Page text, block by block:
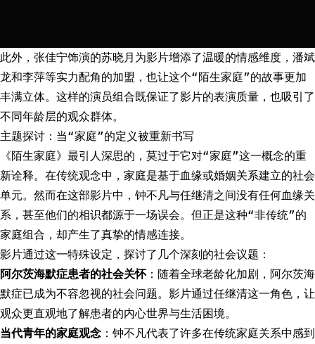
此外，张佳宁饰演的苏晓月为影片增添了温暖的情感维度，潘斌
龙和李萍等实力配角的加盟，也让这个“陌生家庭”的故事更加
丰满立体。这样的演员组合既保证了影片的表演质量，也吸引了
不同年龄层的观众群体。
主题探讨：当“家庭”的定义被重新书写
《陌生家庭》最引人深思的，莫过于它对“家庭”这一概念的重
新诠释。在传统观念中，家庭是基于血缘或婚姻关系建立的社会
单元。然而在这部影片中，钟不凡与任继清之间没有任何血缘关
系，甚至他们的相识都源于一场误会。但正是这种“非传统”的
家庭组合，却产生了真挚的情感连接。
影片通过这一特殊设定，探讨了几个深刻的社会议题：
阿尔茨海默症患者的社会关怀：随着全球老龄化加剧，阿尔茨海
默症已成为不容忽视的社会问题。影片通过任继清这一角色，让
观众更直观地了解患者的内心世界与生活困境。
当代青年的家庭观念 ：钟不凡代表了许多在传统家庭关系中感到